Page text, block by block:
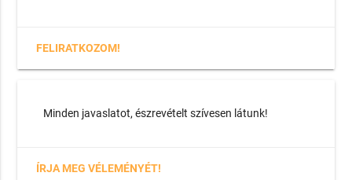
FELIRATKOZOM!
Minden javaslatot, észrevételt szívesen látunk!
ÍRJA MEG VÉLEMÉNYÉT!